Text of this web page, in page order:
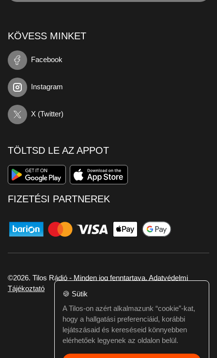
KÖVESS MINKET
Facebook
Instagram
X (Twitter)
TÖLTSD LE AZ APPOT
FIZETÉSI PARTNEREK
©2026. Tilos Rádió - Minden jog fenntartava. Adatvédelmi
Tájékoztató
Ha hibát találtál vagy kérdésed van itt jelezd:
webmester@tilos.hu
🍪 Sütik
A Tilos-on azért alkalmazunk “cookie”-kat,
hogy a hallgatási preferenciáid, korábbi
lejátszásaid és kereséseid könnyebben
elérhetőek legyenek az oldalon belül.